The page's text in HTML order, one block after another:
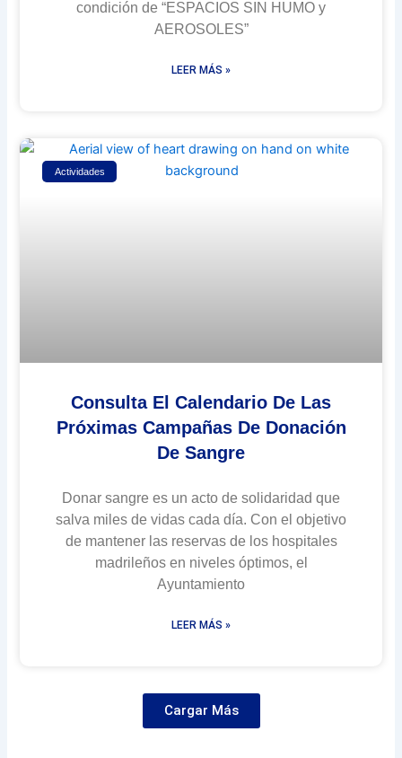
condición de “ESPACIOS SIN HUMO y
AEROSOLES”
LEER MÁS »
Actividades
Consulta El Calendario De Las
Próximas Campañas De Donación
De Sangre
Donar sangre es un acto de solidaridad que
salva miles de vidas cada día. Con el objetivo
de mantener las reservas de los hospitales
madrileños en niveles óptimos, el
Ayuntamiento
LEER MÁS »
Cargar Más